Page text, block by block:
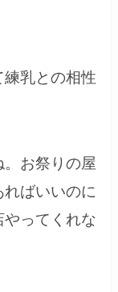
乳との相性
お祭りの屋
ばいいのに
ってくれな